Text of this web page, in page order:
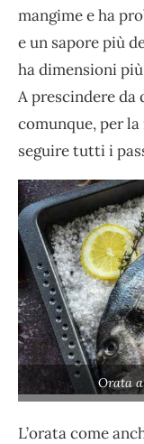
mangime e ha
e un sapore più
ha dimensioni
A prescindere da
comunque, per
seguire tutti i
Orata
L’orata come